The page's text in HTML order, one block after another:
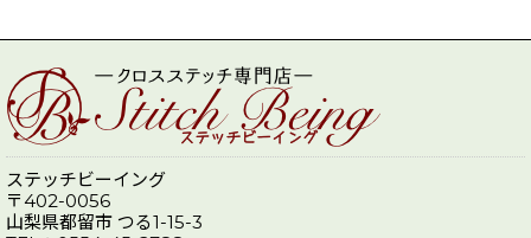
ステッチビーイング
〒402-0056
山梨県都留市 つる1-15-3